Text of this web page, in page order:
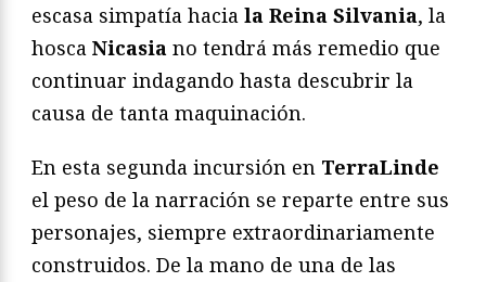
escasa simpatía hacia la Reina Silvania, la
hosca Nicasia no tendrá más remedio que
continuar indagando hasta descubrir la
causa de tanta maquinación.
En esta segunda incursión en TerraLinde
el peso de la narración se reparte entre sus
personajes, siempre extraordinariamente
construidos. De la mano de una de las